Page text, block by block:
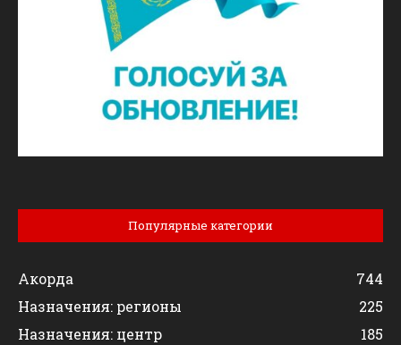
Популярные категории
Акорда
744
Назначения: регионы
225
Назначения: центр
185